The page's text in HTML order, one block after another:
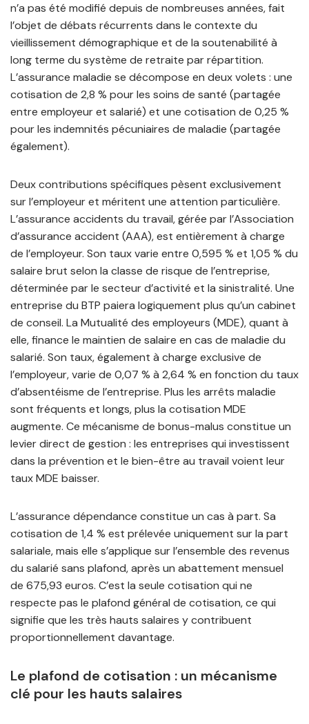
n’a pas été modifié depuis de nombreuses années, fait
l’objet de débats récurrents dans le contexte du
vieillissement démographique et de la soutenabilité à
long terme du système de retraite par répartition.
L’assurance maladie se décompose en deux volets : une
cotisation de 2,8 % pour les soins de santé (partagée
entre employeur et salarié) et une cotisation de 0,25 %
pour les indemnités pécuniaires de maladie (partagée
également).
Deux contributions spécifiques pèsent exclusivement
sur l’employeur et méritent une attention particulière.
L’assurance accidents du travail, gérée par l’Association
d’assurance accident (AAA), est entièrement à charge
de l’employeur. Son taux varie entre 0,595 % et 1,05 % du
salaire brut selon la classe de risque de l’entreprise,
déterminée par le secteur d’activité et la sinistralité. Une
entreprise du BTP paiera logiquement plus qu’un cabinet
de conseil. La Mutualité des employeurs (MDE), quant à
elle, finance le maintien de salaire en cas de maladie du
salarié. Son taux, également à charge exclusive de
l’employeur, varie de 0,07 % à 2,64 % en fonction du taux
d’absentéisme de l’entreprise. Plus les arrêts maladie
sont fréquents et longs, plus la cotisation MDE
augmente. Ce mécanisme de bonus-malus constitue un
levier direct de gestion : les entreprises qui investissent
dans la prévention et le bien-être au travail voient leur
taux MDE baisser.
L’assurance dépendance constitue un cas à part. Sa
cotisation de 1,4 % est prélevée uniquement sur la part
salariale, mais elle s’applique sur l’ensemble des revenus
du salarié sans plafond, après un abattement mensuel
de 675,93 euros. C’est la seule cotisation qui ne
respecte pas le plafond général de cotisation, ce qui
signifie que les très hauts salaires y contribuent
proportionnellement davantage.
Le plafond de cotisation : un mécanisme
clé pour les hauts salaires